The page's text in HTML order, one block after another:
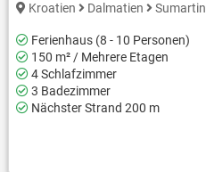
Kroatien Dalmatien Sumartin
Ferienhaus (8 - 10 Personen)
150 m² / Mehrere Etagen
4 Schlafzimmer
3 Badezimmer
Nächster Strand 200 m